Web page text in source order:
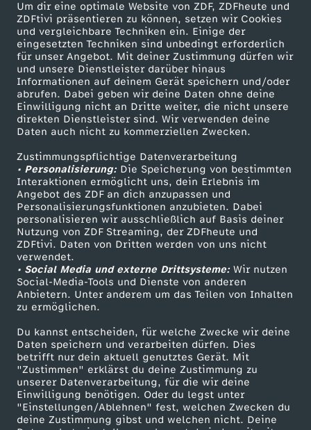
Um dir eine optimale Website von ZDF, ZDFheute und
ZDFtivi präsentieren zu können, setzen wir Cookies
und vergleichbare Techniken ein. Einige der
eingesetzten Techniken sind unbedingt erforderlich
für unser Angebot. Mit deiner Zustimmung dürfen wir
und unsere Dienstleister darüber hinaus
Informationen auf deinem Gerät speichern und/oder
abrufen. Dabei geben wir deine Daten ohne deine
Einwilligung nicht an Dritte weiter, die nicht unsere
direkten Dienstleister sind. Wir verwenden deine
Daten auch nicht zu kommerziellen Zwecken.
Zustimmungspflichtige Datenverarbeitung
• Personalisierung:Die Speicherung von bestimmten
Interaktionen ermöglicht uns, dein Erlebnis im
Angebot des ZDF an dich anzupassen und
Personalisierungsfunktionen anzubieten. Dabei
personalisieren wir ausschließlich auf Basis deiner
Nutzung von ZDF Streaming, der ZDFheute und
ZDFtivi. Daten von Dritten werden von uns nicht
verwendet.
• Social Media und externe Drittsysteme:Wir nutzen
Social-Media-Tools und Dienste von anderen
Anbietern. Unter anderem um das Teilen von Inhalten
zu ermöglichen.
Du kannst entscheiden, für welche Zwecke wir deine
Daten speichern und verarbeiten dürfen. Dies
betrifft nur dein aktuell genutztes Gerät. Mit
"Zustimmen" erklärst du deine Zustimmung zu
unserer Datenverarbeitung, für die wir deine
Einwilligung benötigen. Oder du legst unter
"Einstellungen/Ablehnen" fest, welchen Zwecken du
deine Zustimmung gibst und welchen nicht. Deine
Mehr ZDF
ZDF-Apps
Smart TV
ZDFtext
Livestreams
Sendungen A-Z
TV-Programm
Service
ZDFmitreden
Kontakt zum ZDF
Tickets
Zuschauerservice
Hilfe
ZDF Unternehmen
Karriere
ZDF goes Schule
Werbefernsehen
Mainzelmännchen